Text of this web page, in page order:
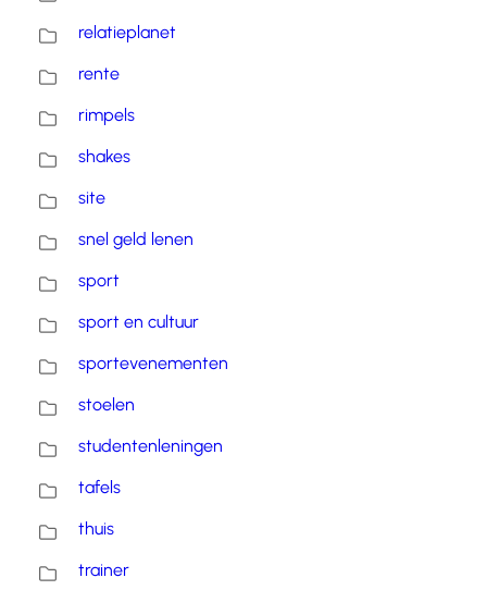
relatieplanet
rente
rimpels
shakes
site
snel geld lenen
sport
sport en cultuur
sportevenementen
stoelen
studentenleningen
tafels
thuis
trainer